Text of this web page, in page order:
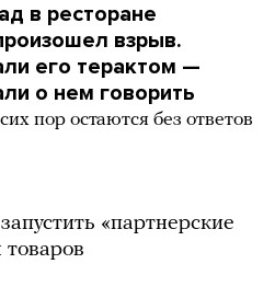
в ресторане
взрыв.
его терактом —
о нем говорить
пор остаются без ответов
«партнерские